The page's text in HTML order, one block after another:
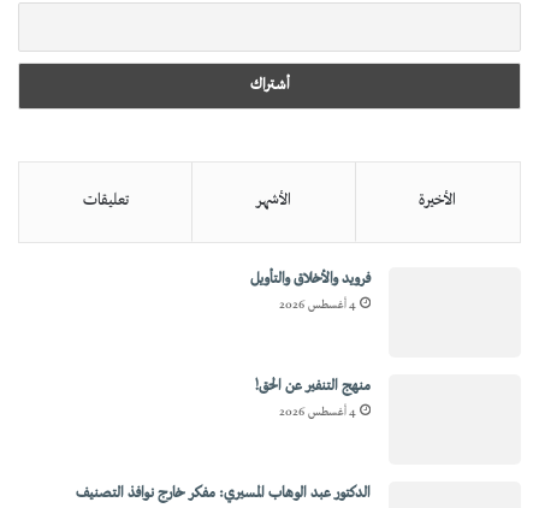
الأخيرة الأشهر تعليقات
فرويد والأخلاق والتأويل
4 أغسطس 2026
منهج التنفير عن الحق!
4 أغسطس 2026
الدكتور عبد الوهاب المسيري: مفكر خارج نوافذ التصنيف